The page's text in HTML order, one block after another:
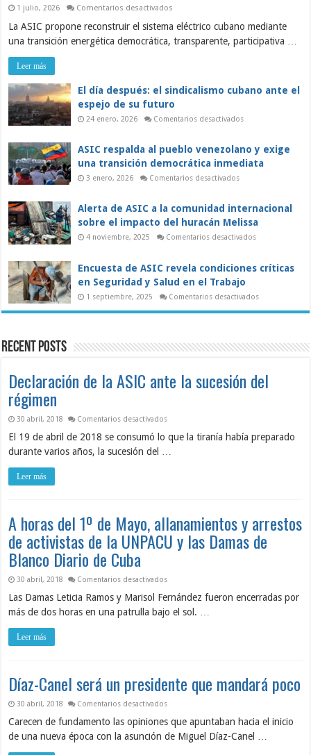
1 julio, 2026 Comentarios desactivados
Sobre
grave
y
papel
de
los
una
transición
democrática
La ASIC propone reconstruir el sistema eléctrico cubano mediante
una transición energética democrática, transparente, participativa …
Leer más
El día después: el sindicalismo cubano ante el
espejo de su futuro
24 enero, 2026 Comentarios desactivadosen
el
sindicalismo
cubano
su
ASIC respalda al pueblo venezolano y exige
una transición democrática inmediata
3 enero, 2026 Comentarios desactivadosen
pueblo
venezolano
y
exige
inmediata
Alerta de ASIC a la comunidad internacional
sobre el impacto del huracán Melissa
4 noviembre, 2025 Comentarios desactivadosen
a
internacional
el
Melissa
Encuesta de ASIC revela condiciones críticas
en Seguridad y Salud en el Trabajo
1 septiembre, 2025 Comentarios desactivadosen
de
críticas
en
Salud
en
Recent Posts
Declaración de la ASIC ante la sucesión del
régimen
30 abril, 2018 Comentarios desactivadosen Declaración de la ASIC ante la
El 19 de abril de 2018 se consumó lo que la tiranía había preparado
durante varios años, la sucesión del …
Leer más
A horas del 1º de Mayo, allanamientos y arrestos
de activistas de la UNPACU y las Damas de
Blanco Diario de Cuba
30 abril, 2018 Comentarios desactivadosen A horas del 1º de Mayo, allanamientos
Las Damas Leticia Ramos y Marisol Fernández fueron encerradas por
más de dos horas en una patrulla bajo el sol. …
Leer más
Díaz-Canel será un presidente que mandará poco
30 abril, 2018 Comentarios desactivadosen Díaz-Canel será un presidente que
Carecen de fundamento las opiniones que apuntaban hacia el inicio
de una nueva época con la asunción de Miguel Díaz-Canel …